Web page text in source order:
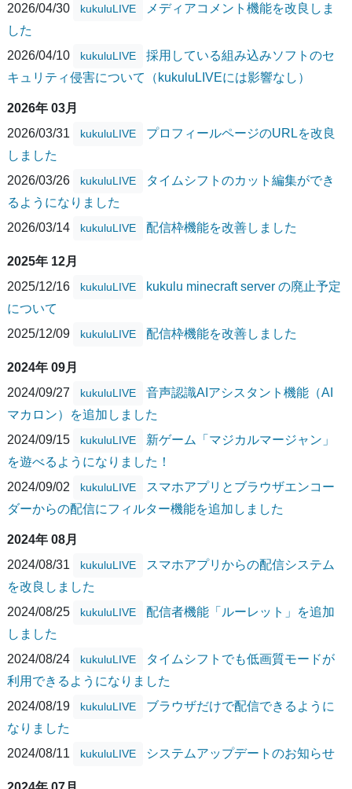
2026/04/30
kukuluLIVE
メディアコメント機能を改良しま
した
2026/04/10
kukuluLIVE
採用している組み込みソフトのセ
キュリティ侵害について（kukuluLIVEには影響なし）
2026年 03月
2026/03/31
kukuluLIVE
プロフィールページのURLを改良
しました
2026/03/26
kukuluLIVE
タイムシフトのカット編集ができ
るようになりました
2026/03/14
kukuluLIVE 配信枠機能を改善しました
2025年 12月
2025/12/16
kukuluLIVE
kukulu minecraft server の廃止予定
について
2025/12/09
kukuluLIVE 配信枠機能を改善しました
2024年 09月
2024/09/27
kukuluLIVE
音声認識AIアシスタント機能（AI
マカロン）を追加しました
2024/09/15
kukuluLIVE
新ゲーム「マジカルマージャン」
を遊べるようになりました！
2024/09/02
kukuluLIVE
スマホアプリとブラウザエンコー
ダーからの配信にフィルター機能を追加しました
2024年 08月
2024/08/31
kukuluLIVE
スマホアプリからの配信システム
を改良しました
2024/08/25
kukuluLIVE
配信者機能「ルーレット」を追加
しました
2024/08/24
kukuluLIVE
タイムシフトでも低画質モードが
利用できるようになりました
2024/08/19
kukuluLIVE
ブラウザだけで配信できるように
なりました
2024/08/11
kukuluLIVE システムアップデートのお知らせ